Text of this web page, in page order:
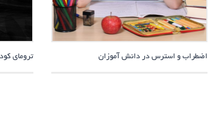
اضطراب و استرس در دانش آموزان ترومای